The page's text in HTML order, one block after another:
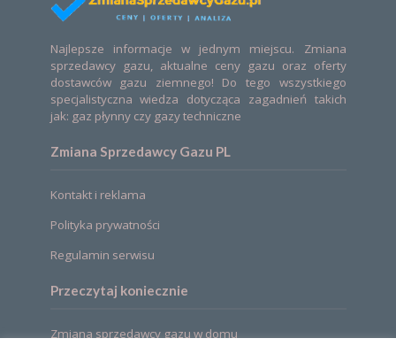
Najlepsze informacje w jednym miejscu. Zmiana
sprzedawcy gazu, aktualne ceny gazu oraz oferty
dostawców gazu ziemnego! Do tego wszystkiego
specjalistyczna wiedza dotycząca zagadnień takich
jak: gaz płynny czy gazy techniczne
Zmiana Sprzedawcy Gazu PL
Kontakt i reklama
Polityka prywatności
Regulamin serwisu
Przeczytaj koniecznie
Zmiana sprzedawcy gazu w domu